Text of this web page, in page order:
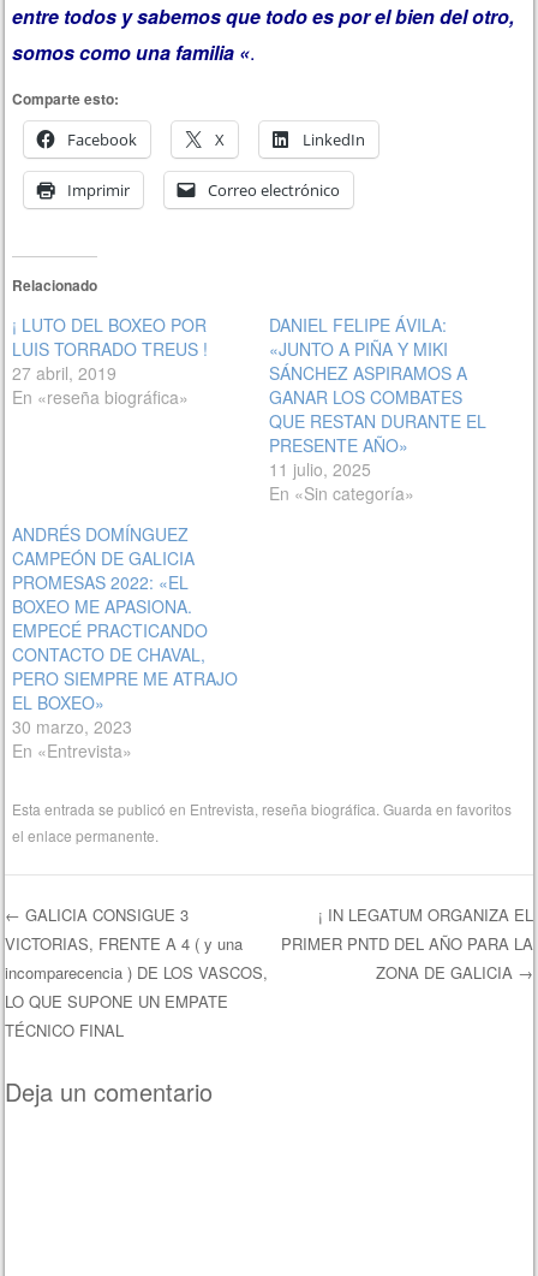
entre todos y sabemos que todo es por el bien del otro,
somos como una familia «.
Comparte esto:
Facebook
X LinkedIn
Imprimir Correo electrónico
Relacionado
¡ LUTO DEL BOXEO POR
LUIS TORRADO TREUS !
27 abril, 2019
En «reseña biográfica»
DANIEL FELIPE ÁVILA:
«JUNTO A PIÑA Y MIKI
SÁNCHEZ ASPIRAMOS A
GANAR LOS COMBATES
QUE RESTAN DURANTE EL
PRESENTE AÑO»
11 julio, 2025
En «Sin categoría»
ANDRÉS DOMÍNGUEZ
CAMPEÓN DE GALICIA
PROMESAS 2022: «EL
BOXEO ME APASIONA.
EMPECÉ PRACTICANDO
CONTACTO DE CHAVAL,
PERO SIEMPRE ME ATRAJO
EL BOXEO»
30 marzo, 2023
En «Entrevista»
Esta entrada se publicó en Entrevista reseña biográfica . Guarda en favoritos
elenlace permanente
Navegación de entradas
← GALICIA CONSIGUE 3
VICTORIAS, FRENTE A 4 ( y una
incomparecencia ) DE LOS VASCOS,
LO QUE SUPONE UN EMPATE
TÉCNICO FINAL
¡ IN LEGATUM ORGANIZA EL
PRIMER PNTD DEL AÑO PARA LA
ZONA DE GALICIA →
Deja un comentario